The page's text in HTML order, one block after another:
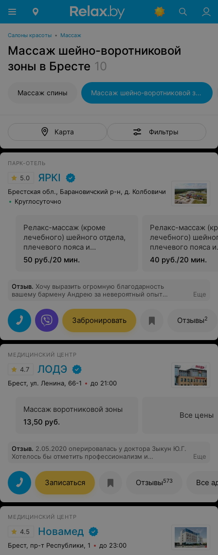
Салоны красоты • Массаж
Массаж шейно-воротниковой
зоны в Бресте 10
Массаж спины Массаж шейно-воротниковой зоны
Карта Фильтры
ПАРК-ОТЕЛЬ
5.0 ЯРКI
Брестская обл., Барановичский р-н, д. Колбовичи
Круглосуточно
Релакс-массаж (кроме
лечебного) шейного отдела,
плечевого пояса и
волосистой части головы
50 руб./20 мин.
Релакс-массаж
лечебного)
плечевого пояса и
волосистой части
проведении в
40 руб./20 мин.
Отзыв. Хочу выразить огромную благодарность
вашему бармену Андрею за невероятный опыт
была не просто дегустация напитков, а настоящее
погружение в мир вкусов и ароматов. Бармен так
увлеченно и профессионально рассказывал о каждой
настойке, о её составе, истории создания, о том, какие
нотки в ней можно уловить – это было действительно
интересного! Спасибо за такую чуткую подачу и
индивидуальный подход. Настоящий мастер своего
дела!
Еще
Забронировать Отзывы2
МЕДИЦИНСКИЙ ЦЕНТР
4.7 ЛОДЭ
Брест, ул. Ленина, 66-1 до 21:00
Массаж воротниковой зоны
13,50 руб.
Все цены
Отзыв. 2.05.2020 оперировалась у доктора Зыкун Ю.Г.
Хотелось бы отметить профессионализм и
проблем. Хочу пожелать Вам побольше благодарных
пациентов и всего самого-самого лучшего! Спасибо
Вам. С уважением ваш пациент Анастасия
Еще
Записаться Отзывы573 Все
МЕДИЦИНСКИЙ ЦЕНТР
4.5 Новамед
Брест, пр-т Республики, 1 до 23:00